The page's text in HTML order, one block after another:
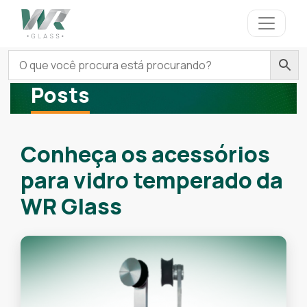
Posts
Conheça os acessórios
para vidro temperado da
WR Glass